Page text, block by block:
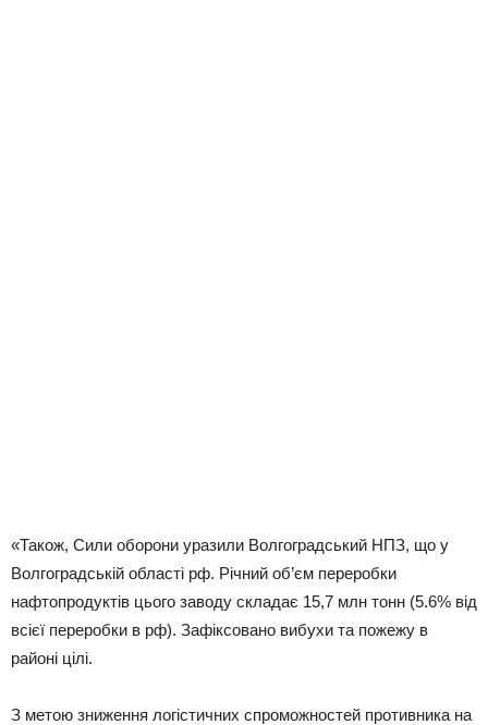
«Також, Сили оборони уразили Волгоградський НПЗ, що у
Волгоградській області рф. Річний об’єм переробки
нафтопродуктів цього заводу складає 15,7 млн тонн (5.6% від
всієї переробки в рф). Зафіксовано вибухи та пожежу в
районі цілі.
З метою зниження логістичних спроможностей противника на